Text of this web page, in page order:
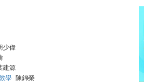
少偉
建源
學 陳錦榮